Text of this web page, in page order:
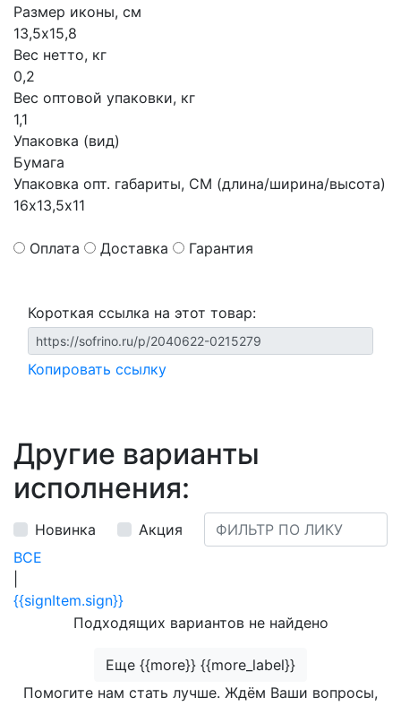
Размер иконы, см
13,5х15,8
Вес нетто, кг
0,2
Вес оптовой упаковки, кг
1,1
Упаковка (вид)
Бумага
Упаковка опт. габариты, СМ (длина/ширина/высота)
16х13,5х11
Оплата Доставка Гарантия
Короткая ссылка на этот товар:
Копировать ссылку
Другие варианты
исполнения:
Новинка
Акция
ВСЕ
{{signItem.sign}}
Подходящих вариантов не найдено
Еще {{more}} {{more_label}}
Помогите нам стать лучше. Ждём Ваши вопросы,